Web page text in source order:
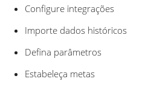
Configure integrações
Importe dados históricos
Defina parâmetros
Estabeleça metas